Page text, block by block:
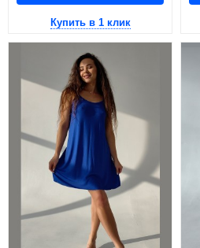
Купить в 1 клик